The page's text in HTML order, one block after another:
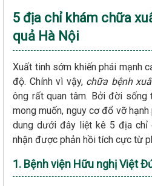
5 địa chỉ khám chữa
quả Hà Nội
Xuất tinh sớm khiến phái mạnh
độ. Chính vì vậy, chữa bệnh
ông rất quan tâm. Bởi đời
mong muốn, nguy cơ đổ vỡ
dung dưới đây liệt kê 5 địa chỉ
nhận được phản hồi tích cực từ
1. Bệnh viện Hữu nghị Việt